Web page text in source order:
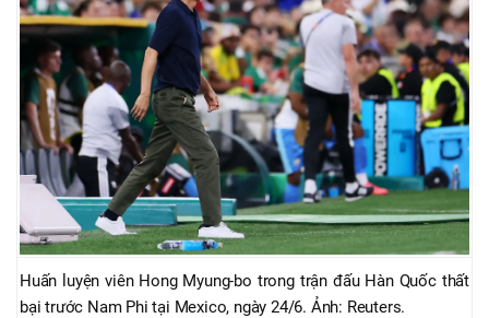
Huấn luyện viên Hong Myung-bo trong trận đấu Hàn Quốc thất
bại trước Nam Phi tại Mexico, ngày 24/6. Ảnh: Reuters.